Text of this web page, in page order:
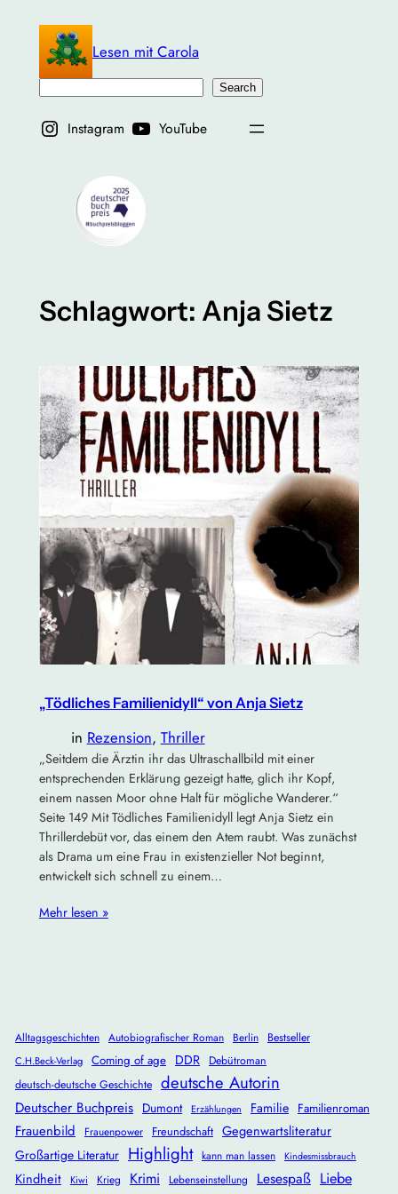
springen
Lesen mit Carola
Search
Instagram YouTube
Schlagwort: Anja Sietz
„Tödliches Familienidyll“ von Anja Sietz
in Rezension, Thriller
„Seitdem die Ärztin ihr das Ultraschallbild mit einer
entsprechenden Erklärung gezeigt hatte, glich ihr Kopf,
einem nassen Moor ohne Halt für mögliche Wanderer.“
Seite 149 Mit Tödliches Familienidyll legt Anja Sietz ein
Thrillerdebüt vor, das einem den Atem raubt. Was zunächst
als Drama um eine Frau in existenzieller Not beginnt,
entwickelt sich schnell zu einem…
Mehr lesen »
Alltagsgeschichten Autobiografischer Roman Berlin Bestseller
C.H.Beck-Verlag Coming of age DDR
Debütroman
deutsch-deutsche Geschichte deutsche Autorin
Deutscher Buchpreis Dumont Erzählungen Familie Familienroman
Frauenbild Frauenpower Freundschaft Gegenwartsliteratur
Großartige Literatur Highlight kann man lassen Kindesmissbrauch
Kindheit Kiwi Krieg Krimi Lebenseinstellung Lesespaß Liebe